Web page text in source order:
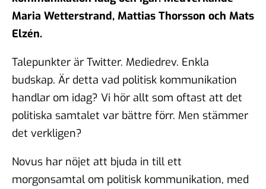
Maria Wetterstrand, Mattias Thorsson och Mats
Elzén.
Talepunkter är Twitter. Mediedrev. Enkla
budskap. Är detta vad politisk kommunikation
handlar om idag? Vi hör allt som oftast att det
politiska samtalet var bättre förr. Men stämmer
det verkligen?
Novus har nöjet att bjuda in till ett
morgonsamtal om politisk kommunikation, med